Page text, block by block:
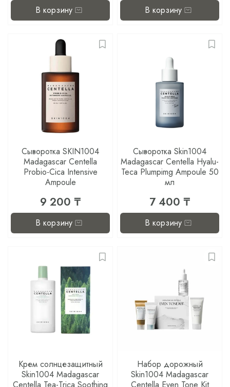
В корзину В корзину
Сыворотка SKIN1004
Madagascar Centella
Probio-Cica Intensive
Ampoule
9 200 ₸
В корзину
Сыворотка Skin1004
Madagascar Centella Hyalu-
Teca Plumpimg Ampoule 50
мл
7 400 ₸
В корзину
Крем солнцезащитный
Skin1004 Madagascar
Набор дорожный
Skin1004 Madagascar